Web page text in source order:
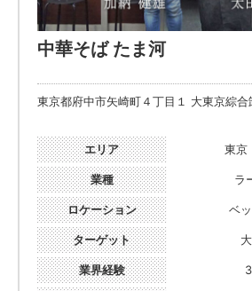
中華そば たま河
東京都府中市矢崎町４丁目１ 大東京綜合
エリア 東京
業種 ラ
ロケーション ベ
ターゲット
業界経験